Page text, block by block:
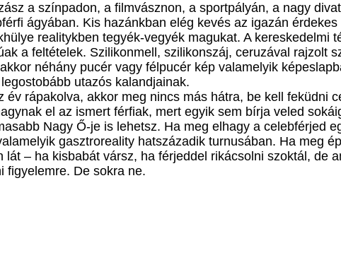
a színpadon, a filmvásznon, a sportpályán, a nagy
ágyában. Kis hazánkban elég kevés az igazán
realitykben tegyék-vegyék magukat. A kereskedelmi
a feltételek. Szilikonmell, szilikonszáj, ceruzával rajzolt
néhány pucér vagy félpucér kép valamelyik
utazós kalandjainak.
rápakolva, akkor meg nincs más hátra, be kell feküdni
el az ismert férfiak, mert egyik sem bírja veled
Nagy Ő-je is lehetsz. Ha meg elhagy a celebférjed
gasztroreality hatszázadik turnusában. Ha meg
– ha kisbabát vársz, ha férjeddel rikácsolni szoktál, de
figyelemre. De sokra ne.